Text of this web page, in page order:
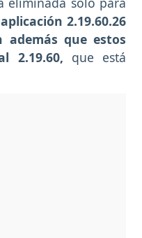
2.19.60.26
además que estos
2.19.60, que está